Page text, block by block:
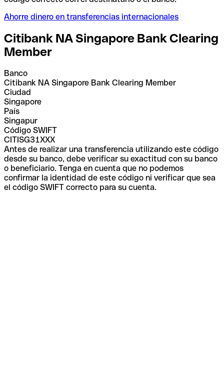
Ahorre dinero en transferencias internacionales
Citibank NA Singapore Bank Clearing
Member
Banco
Citibank NA Singapore Bank Clearing Member
Ciudad
Singapore
País
Singapur
Código SWIFT
CITISG31XXX
Antes de realizar una transferencia utilizando este código
desde su banco, debe verificar su exactitud con su banco
o beneficiario. Tenga en cuenta que no podemos
confirmar la identidad de este código ni verificar que sea
el código SWIFT correcto para su cuenta.